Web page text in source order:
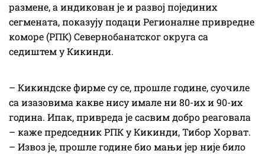
размене, а индикован је и развој појединих
сегмената, показују подаци Регионалне привредне
коморе (РПК) Севернобанатског округа са
седиштем у Кикинди.
– Кикиндске фирме су се, прошле године, суочиле
са изазовима какве нису имале ни 80-их и 90-их
година. Ипак, привреда је сасвим добро реаговала
– каже председник РПК у Кикинди, Тибор Хорват.
– Извоз је, прошле године био мањи јер није било